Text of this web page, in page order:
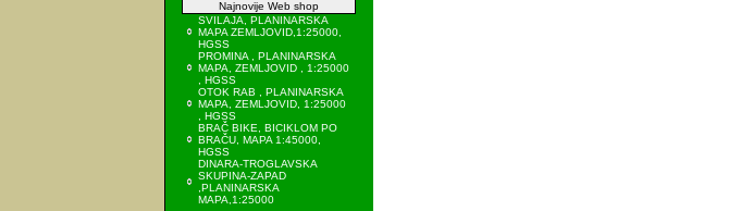
Najnovije Web shop
SVILAJA, PLANINARSKA
MAPA ZEMLJOVID,1:25000,
HGSS
PROMINA , PLANINARSKA
MAPA, ZEMLJOVID , 1:25000
, HGSS
OTOK RAB , PLANINARSKA
MAPA, ZEMLJOVID, 1:25000
, HGSS
BRAČ BIKE, BICIKLOM PO
BRAČU, MAPA 1:45000,
HGSS
DINARA-TROGLAVSKA
SKUPINA-ZAPAD
,PLANINARSKA
MAPA,1:25000